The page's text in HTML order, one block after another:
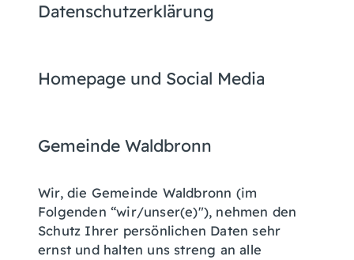
Datenschutzerklärung
Homepage und Social Media
Gemeinde Waldbronn
Wir, die Gemeinde Waldbronn (im
Folgenden “wir/unser(e)"), nehmen den
Schutz Ihrer persönlichen Daten sehr
ernst und halten uns streng an alle